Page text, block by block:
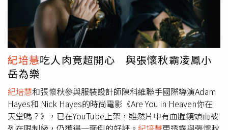
席活動，被問到會不會出席台北電影節，自嘲「我又沒入圍
幹嘛去」，林柏宏聽到不忘隔空喊話「老公」許光漢，笑
說：「是家人就一起來吧。」林柏宏過去曾拍攝《變形金剛
4》，可惜最後戲份全被剪光，如今第7部續集《變形金剛：
萬獸崛起》在台上映，被問到會不會去戲院支持？林柏宏笑
回：「應該會！」還幽默喊話要找同樣有演出，但戲份沒被
剪光的紀培慧
份。」
紀培慧吃人肉竟超開心 與張懷秋霸凌鳳小
岳為樂
紀培慧和張懷秋參與服裝設計師陳科維聯手國際導演Adam
Hayes和 Nick Hayes的時尚電影《Are You in Heaven你在
天堂嗎？》，已在YouTube上架，雖然片中有血腥鏡頭而被